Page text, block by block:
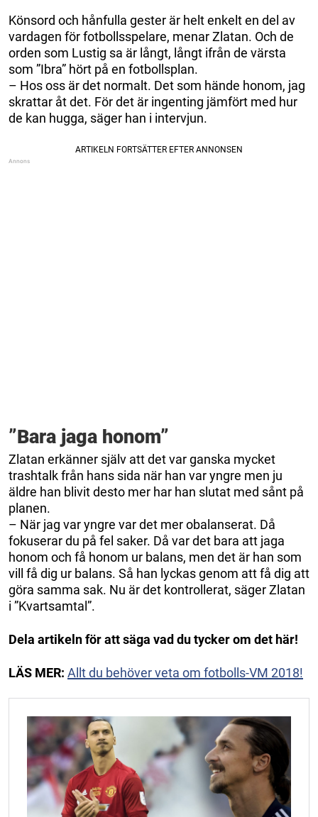
Könsord och hånfulla gester är helt enkelt en del av
vardagen för fotbollsspelare, menar Zlatan. Och de
orden som Lustig sa är långt, långt ifrån de värsta
som ”Ibra” hört på en fotbollsplan.
– Hos oss är det normalt. Det som hände honom, jag
skrattar åt det. För det är ingenting jämfört med hur
de kan hugga, säger han i intervjun.
”Bara jaga honom”
Zlatan erkänner själv att det var ganska mycket
trashtalk från hans sida när han var yngre men ju
äldre han blivit desto mer har han slutat med sånt på
planen.
– När jag var yngre var det mer obalanserat. Då
fokuserar du på fel saker. Då var det bara att jaga
honom och få honom ur balans, men det är han som
vill få dig ur balans. Så han lyckas genom att få dig att
göra samma sak. Nu är det kontrollerat, säger Zlatan
i ”Kvartsamtal”.
Dela artikeln för att säga vad du tycker om det här!
LÄS MER: Allt du behöver veta om fotbolls-VM 2018!